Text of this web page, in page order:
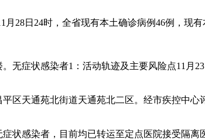
28日24时，全省现有本土确诊病例46例，现有
无症状感染者1：活动轨迹及主要风险点11月
区天通苑北街道天通苑北二区。经市疾控中
状感染者，目前均已转运至定点医院接受隔